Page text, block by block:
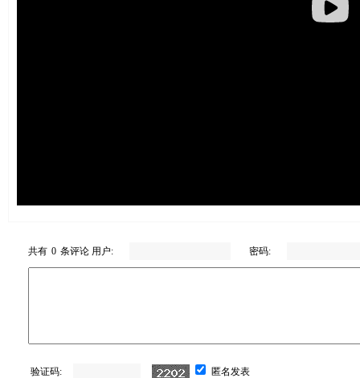
共有 0 条评论 用户: 密码:
验证码: 匿名发表